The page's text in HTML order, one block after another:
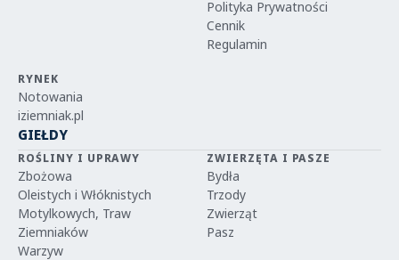
Polityka Prywatności
Cennik
Regulamin
RYNEK
Notowania
iziemniak.pl
GIEŁDY
ROŚLINY I UPRAWY
Zbożowa
Oleistych i Włóknistych
Motylkowych, Traw
Ziemniaków
Warzyw
ZWIERZĘTA I PASZE
Bydła
Trzody
Zwierząt
Pasz